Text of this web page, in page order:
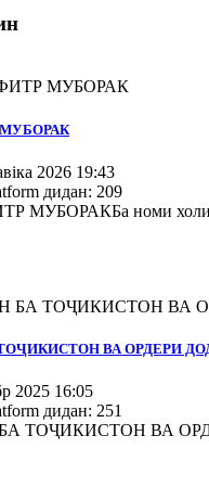
2026 19:43
дидан: 209
номи холиқи
ВА ОРДЕРИ
2025 16:05
дидан: 251
ТОҶИКИСТОН ВА